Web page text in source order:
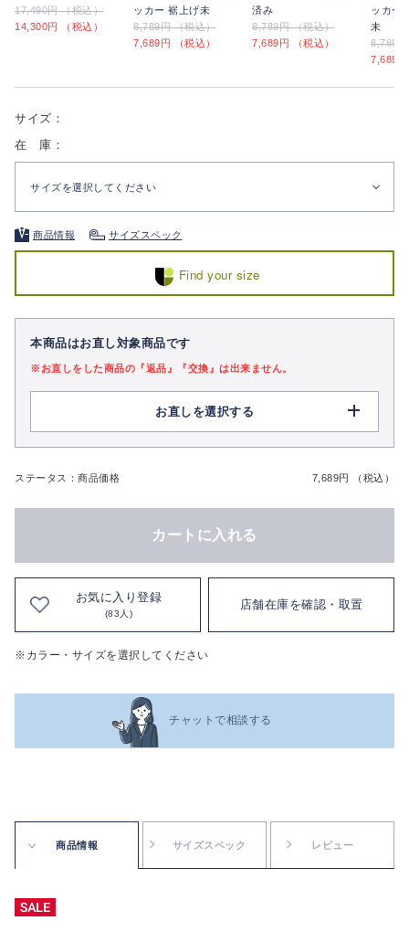
17,490円 （税込）
14,300円 （税込）
ッカー 裾上げ未
8,789円 （税込）
7,689円 （税込）
済み
8,789円 （税込）
7,689円 （税込）
ッカー
未
8,789
7,689
サイズ：
在 庫：
サイズを選択してください
商品情報 サイズスペック
Find your size
本商品はお直し対象商品です
※お直しをした商品の『返品』『交換』は出来ません。
お直しを選択する
ステータス：商品価格 7,689円 （税込）
カートに入れる
お気に入り登録
(83人)
店舗在庫を確認・取置
※カラー・サイズを選択してください
チャットで相談する
商品情報 サイズスペック レビュー